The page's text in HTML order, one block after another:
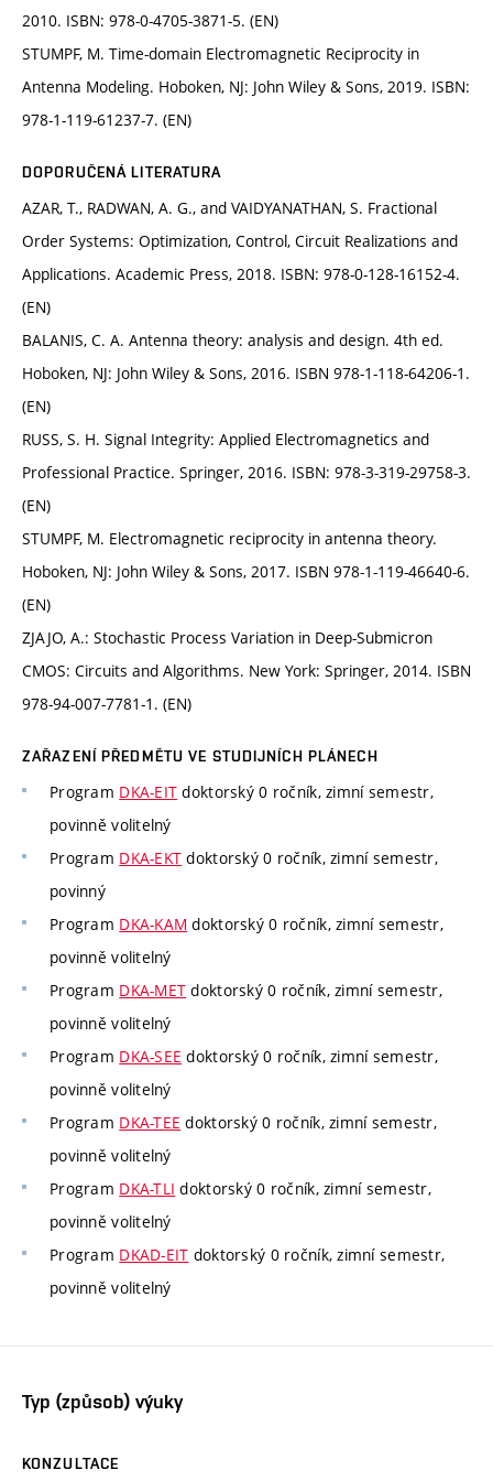
2010. ISBN: 978-0-4705-3871-5. (EN)
STUMPF, M. Time-domain Electromagnetic Reciprocity in
Antenna Modeling. Hoboken, NJ: John Wiley & Sons, 2019. ISBN:
978-1-119-61237-7. (EN)
DOPORUČENÁ LITERATURA
AZAR, T., RADWAN, A. G., and VAIDYANATHAN, S. Fractional
Order Systems: Optimization, Control, Circuit Realizations and
Applications. Academic Press, 2018. ISBN: 978-0-128-16152-4.
(EN)
BALANIS, C. A. Antenna theory: analysis and design. 4th ed.
Hoboken, NJ: John Wiley & Sons, 2016. ISBN 978-1-118-64206-1.
(EN)
RUSS, S. H. Signal Integrity: Applied Electromagnetics and
Professional Practice. Springer, 2016. ISBN: 978-3-319-29758-3.
(EN)
STUMPF, M. Electromagnetic reciprocity in antenna theory.
Hoboken, NJ: John Wiley & Sons, 2017. ISBN 978-1-119-46640-6.
(EN)
ZJAJO, A.: Stochastic Process Variation in Deep-Submicron
CMOS: Circuits and Algorithms. New York: Springer, 2014. ISBN
978-94-007-7781-1. (EN)
ZAŘAZENÍ PŘEDMĚTU VE STUDIJNÍCH PLÁNECH
Program DKA-EIT doktorský 0 ročník, zimní semestr,
povinně volitelný
Program DKA-EKT doktorský 0 ročník, zimní semestr,
povinný
Program DKA-KAM doktorský 0 ročník, zimní semestr,
povinně volitelný
Program DKA-MET doktorský 0 ročník, zimní semestr,
povinně volitelný
Program DKA-SEE doktorský 0 ročník, zimní semestr,
povinně volitelný
Program DKA-TEE doktorský 0 ročník, zimní semestr,
povinně volitelný
Program DKA-TLI doktorský 0 ročník, zimní semestr,
povinně volitelný
Program DKAD-EIT doktorský 0 ročník, zimní semestr,
povinně volitelný
Typ (způsob) výuky
KONZULTACE